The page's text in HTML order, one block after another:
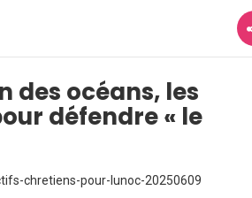
des océans, les
défendre « le
chretiens-pour-lunoc-20250609